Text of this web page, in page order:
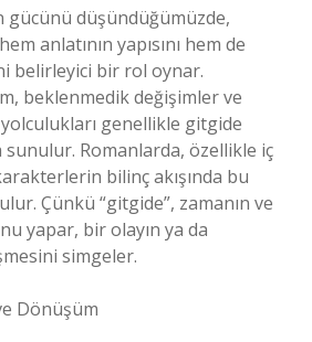
gücünü düşündüğümüzde,
anlatının yapısını hem de
belirleyici bir rol oynar.
beklenmedik değişimler ve
genellikle gitgide
Romanlarda, özellikle iç
bilinç akışında bu
Çünkü “gitgide”, zamanın ve
yapar, bir olayın ya da
simgeler.
Dönüşüm